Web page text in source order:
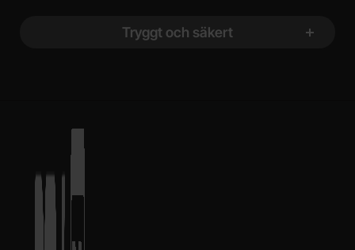
Tryggt och säkert